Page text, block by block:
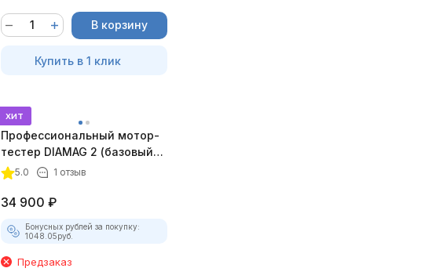
В корзину
Купить в 1 клик
хит
Профессиональный мотор-
тестер DIAMAG 2 (базовый
комплект)
5.0 1 отзыв
34 900 ₽
Бонусных рублей за покупку:
1048.05руб.
Предзаказ